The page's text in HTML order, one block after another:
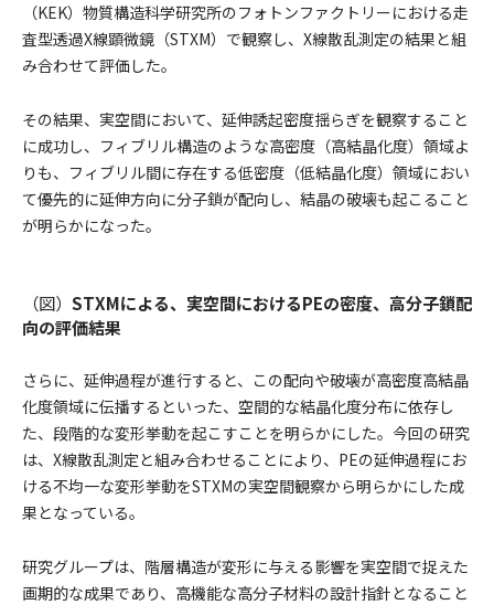
（KEK）物質構造科学研究所のフォトンファクトリーにおける走
査型透過X線顕微鏡（STXM）で観察し、X線散乱測定の結果と組
み合わせて評価した。
その結果、実空間において、延伸誘起密度揺らぎを観察すること
に成功し、フィブリル構造のような高密度（高結晶化度）領域よ
りも、フィブリル間に存在する低密度（低結晶化度）領域におい
て優先的に延伸方向に分子鎖が配向し、結晶の破壊も起こること
が明らかになった。
（図） STXMによる、実空間におけるPEの密度、高分子鎖配
向の評価結果
さらに、延伸過程が進行すると、この配向や破壊が高密度高結晶
化度領域に伝播するといった、空間的な結晶化度分布に依存し
た、段階的な変形挙動を起こすことを明らかにした。今回の研究
は、X線散乱測定と組み合わせることにより、PEの延伸過程にお
ける不均一な変形挙動をSTXMの実空間観察から明らかにした成
果となっている。
研究グループは、階層構造が変形に与える影響を実空間で捉えた
画期的な成果であり、高機能な高分子材料の設計指針となること